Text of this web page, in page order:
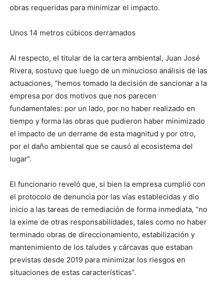
obras requeridas para minimizar el impacto.
Unos 14 metros cúbicos derramados
Al respecto, el titular de la cartera ambiental, Juan José
Rivera, sostuvo que luego de un minucioso análisis de las
actuaciones, “hemos tomado la decisión de sancionar a la
empresa por dos motivos que nos parecen
fundamentales: por un lado, por no haber realizado en
tiempo y forma las obras que pudieron haber minimizado
el impacto de un derrame de esta magnitud y por otro,
por el daño ambiental que se causó al ecosistema del
lugar”.
El funcionario reveló que, si bien la empresa cumplió con
el protocolo de denuncia por las vías establecidas y dio
inicio a las tareas de remediación de forma inmediata, “no
la exime de otras responsabilidades, tales como no haber
terminado obras de direccionamiento, estabilización y
mantenimiento de los taludes y cárcavas que estaban
previstas desde 2019 para minimizar los riesgos en
situaciones de estas características”.